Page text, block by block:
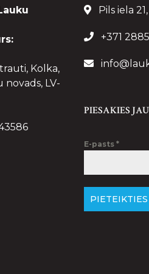
Kolka,
novads, LV-
Pils iela
+371
PIESAKIES
E-pasts *
PIETEIKTIES